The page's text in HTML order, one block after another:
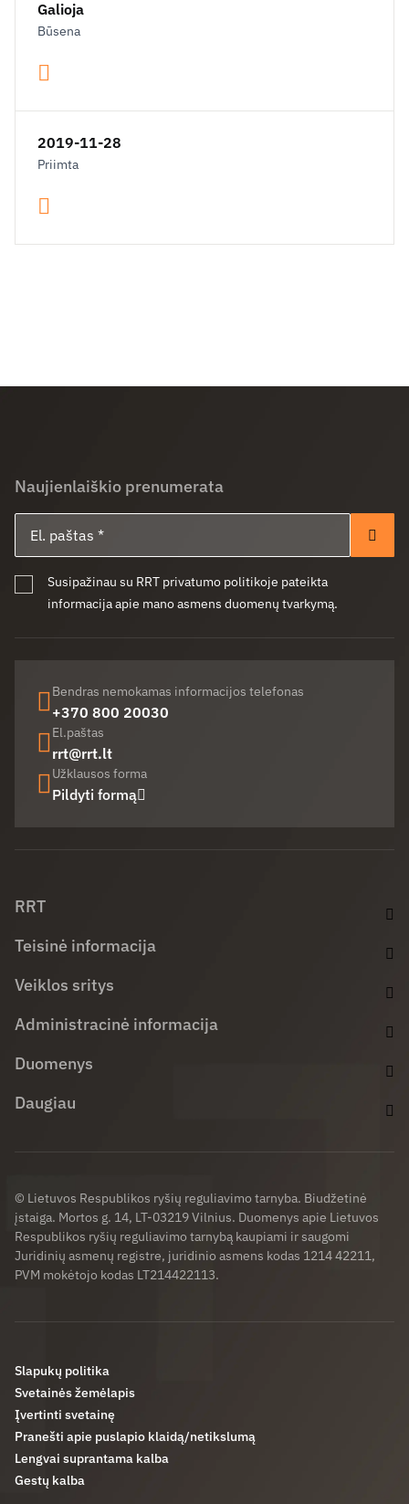
Galioja
Būsena
2019-11-28
Priimta
Naujienlaiškio prenumerata
Susipažinau su RRT privatumo politikoje pateikta
informacija apie mano asmens duomenų tvarkymą.
Bendras nemokamas informacijos telefonas
+370 800 20030
El.paštas
rrt@rrt.lt
Užklausos forma
Pildyti formą
RRT
Teisinė informacija
Veiklos sritys
Administracinė informacija
Duomenys
Daugiau
© Lietuvos Respublikos ryšių reguliavimo tarnyba. Biudžetinė
įstaiga. Mortos g. 14, LT-03219 Vilnius. Duomenys apie Lietuvos
Respublikos ryšių reguliavimo tarnybą kaupiami ir saugomi
Juridinių asmenų registre, juridinio asmens kodas 1214 42211,
PVM mokėtojo kodas LT214422113.
Slapukų politika
Svetainės žemėlapis
Įvertinti svetainę
Pranešti apie puslapio klaidą/netikslumą
Lengvai suprantama kalba
Gestų kalba